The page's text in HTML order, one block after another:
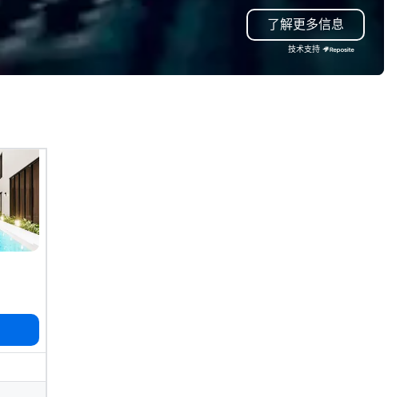
group wants to think like a Silicon
Valley founder, explore the
mindsets driving the world's
walk away with a practical
production services drive
return on investment.
了解更多信息
技术支持